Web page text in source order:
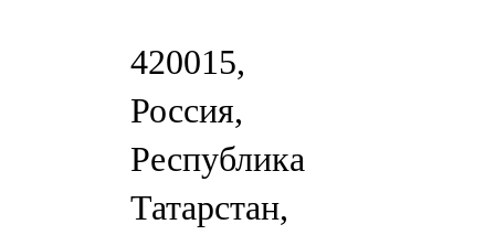
420015,
Россия,
Республика
Татарстан,